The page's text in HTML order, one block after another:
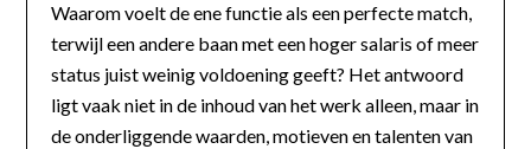
Waarom voelt de ene functie als een perfecte match,
terwijl een andere baan met een hoger salaris of meer
status juist weinig voldoening geeft? Het antwoord
ligt vaak niet in de inhoud van het werk alleen, maar in
de onderliggende waarden, motieven en talenten van